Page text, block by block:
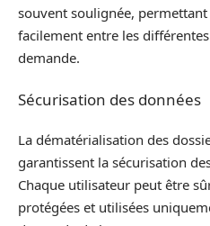
souvent soulignée,
facilement entre les
demande.
Sécurisation des données
La dématérialisation des
garantissent la sécurisation
Chaque utilisateur peut être
protégées et utilisées